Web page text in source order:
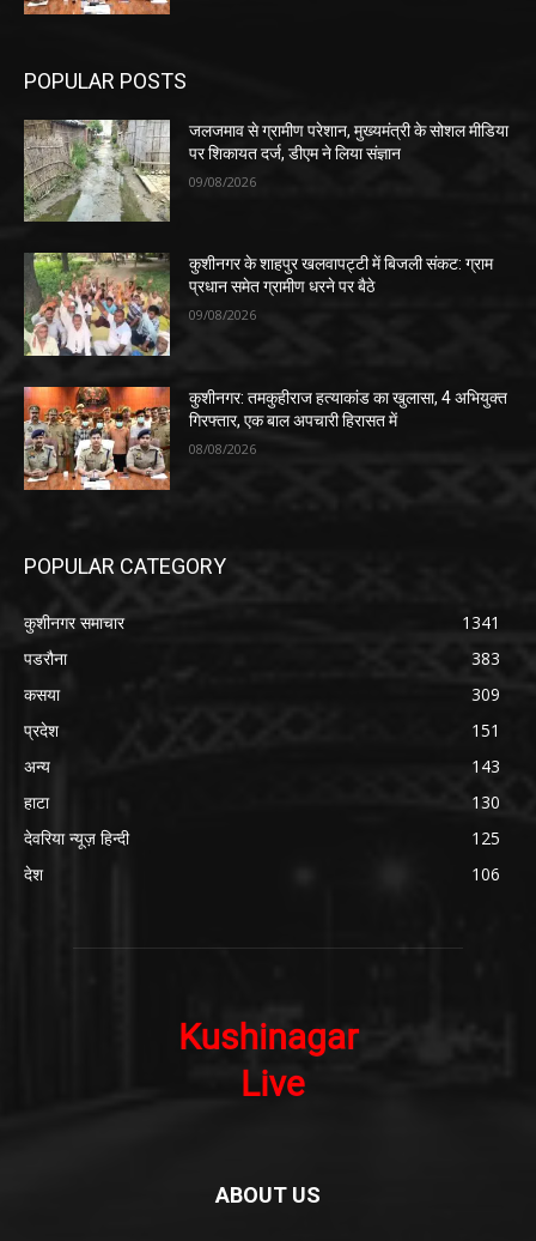
POPULAR POSTS
जलजमाव से ग्रामीण परेशान, मुख्यमंत्री के सोशल मीडिया
पर शिकायत दर्ज, डीएम ने लिया संज्ञान
09/08/2026
कुशीनगर के शाहपुर खलवापट्टी में बिजली संकट: ग्राम
प्रधान समेत ग्रामीण धरने पर बैठे
09/08/2026
कुशीनगर: तमकुहीराज हत्याकांड का खुलासा, 4 अभियुक्त
गिरफ्तार, एक बाल अपचारी हिरासत में
08/08/2026
POPULAR CATEGORY
कुशीनगर समाचार
1341
पडरौना
383
कसया
309
प्रदेश
151
अन्य
143
हाटा
130
देवरिया न्यूज़ हिन्दी
125
देश
106
ABOUT US